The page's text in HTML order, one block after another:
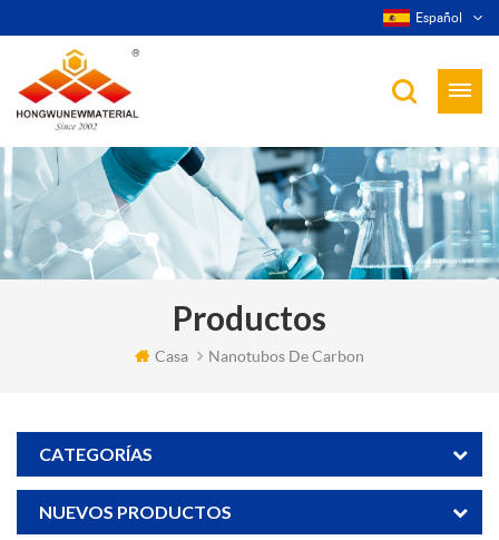
Español
Productos
Casa Nanotubos De Carbon
CATEGORÍAS
NUEVOS PRODUCTOS